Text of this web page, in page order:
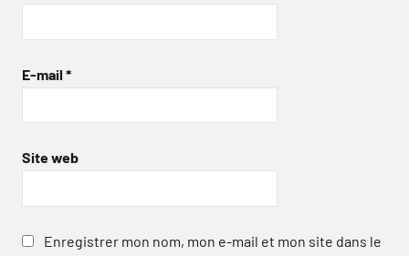
E-mail *
Site web
Enregistrer mon nom, mon e-mail et mon site dans le